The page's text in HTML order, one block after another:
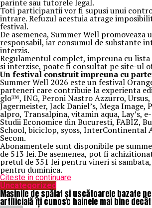
parinte sau tutorele legal.
Toti participantii vor fi supusi unui
intrare. Refuzul acestuia atrage
festival.
De asemenea, Summer Well promoveaza
responsabil, iar consumul de substante
interzis.
Regulamentul complet, impreuna cu
si interzise, poate fi consultat pe site-ul
Un festival construitimpreuna cu
Summer Well 2026 este un festival
parteneri care contribuie la experienta
glo™, ING, Peroni Nastro Azzurro,
Jagermeister, Jack Daniel’s, Mega Image,
alpro, Transalpina, vitamin aqua, Lay’s,
Studii Economice din Bucuresti, FABIZ,
School, biciclop, syoss, InterContinental
Secom.
Abonamentele sunt disponibile pe
de 513 lei. De asemenea, pot fi
pretul de 351 lei pentru vineri si
pentru duminica.
Citeste in continuare
Uncategorized
Mașinile de spălat și uscătoarele bazate
artificială îți cunosc hainele mai bine